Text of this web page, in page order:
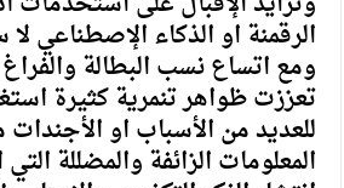
الرقمنة او الذكاء الإصطناعي
ومع اتساع نسب البطالة
تعززت ظواهر تنمرية كثيرة
للعديد من الأسباب او الأجندات
المعلومات الزائفة والمضللة